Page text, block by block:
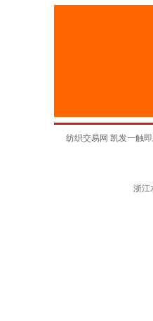
纺织交易网 凯发一触
浙江